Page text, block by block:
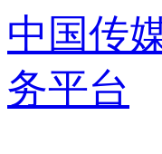
中国传
务平台